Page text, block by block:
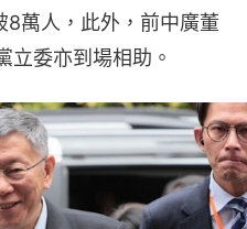
8萬人，此外，前中廣董
立委亦到場相助。